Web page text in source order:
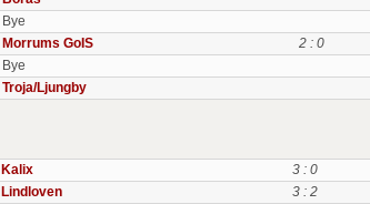
Bye
Morrums GoIS
2 : 0
Bye
Troja/Ljungby
Kalix
3 : 0
Lindloven
3 : 2